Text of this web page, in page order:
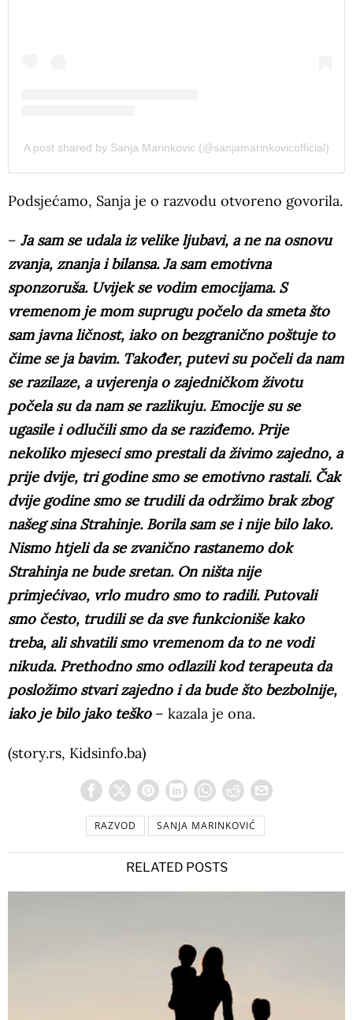
A post shared by Sanja Marinkovic (@sanjamarinkovicofficial)
Podsjećamo, Sanja je o razvodu otvoreno govorila.
– Ja sam se udala iz velike ljubavi, a ne na osnovu
zvanja, znanja i bilansa. Ja sam emotivna
sponzoruša. Uvijek se vodim emocijama. S
vremenom je mom suprugu počelo da smeta što
sam javna ličnost, iako on bezgranično poštuje to
čime se ja bavim. Također, putevi su počeli da nam
se razilaze, a uvjerenja o zajedničkom životu
počela su da nam se razlikuju. Emocije su se
ugasile i odlučili smo da se raziđemo. Prije
nekoliko mjeseci smo prestali da živimo zajedno, a
prije dvije, tri godine smo se emotivno rastali. Čak
dvije godine smo se trudili da održimo brak zbog
našeg sina Strahinje. Borila sam se i nije bilo lako.
Nismo htjeli da se zvanično rastanemo dok
Strahinja ne bude sretan. On ništa nije
primjećivao, vrlo mudro smo to radili. Putovali
smo često, trudili se da sve funkcioniše kako
treba, ali shvatili smo vremenom da to ne vodi
nikuda. Prethodno smo odlazili kod terapeuta da
posložimo stvari zajedno i da bude što bezbolnije,
iako je bilo jako teško– kazala je ona.
(story.rs, Kidsinfo.ba)
RAZVOD SANJA MARINKOVIĆ
RELATED POSTS